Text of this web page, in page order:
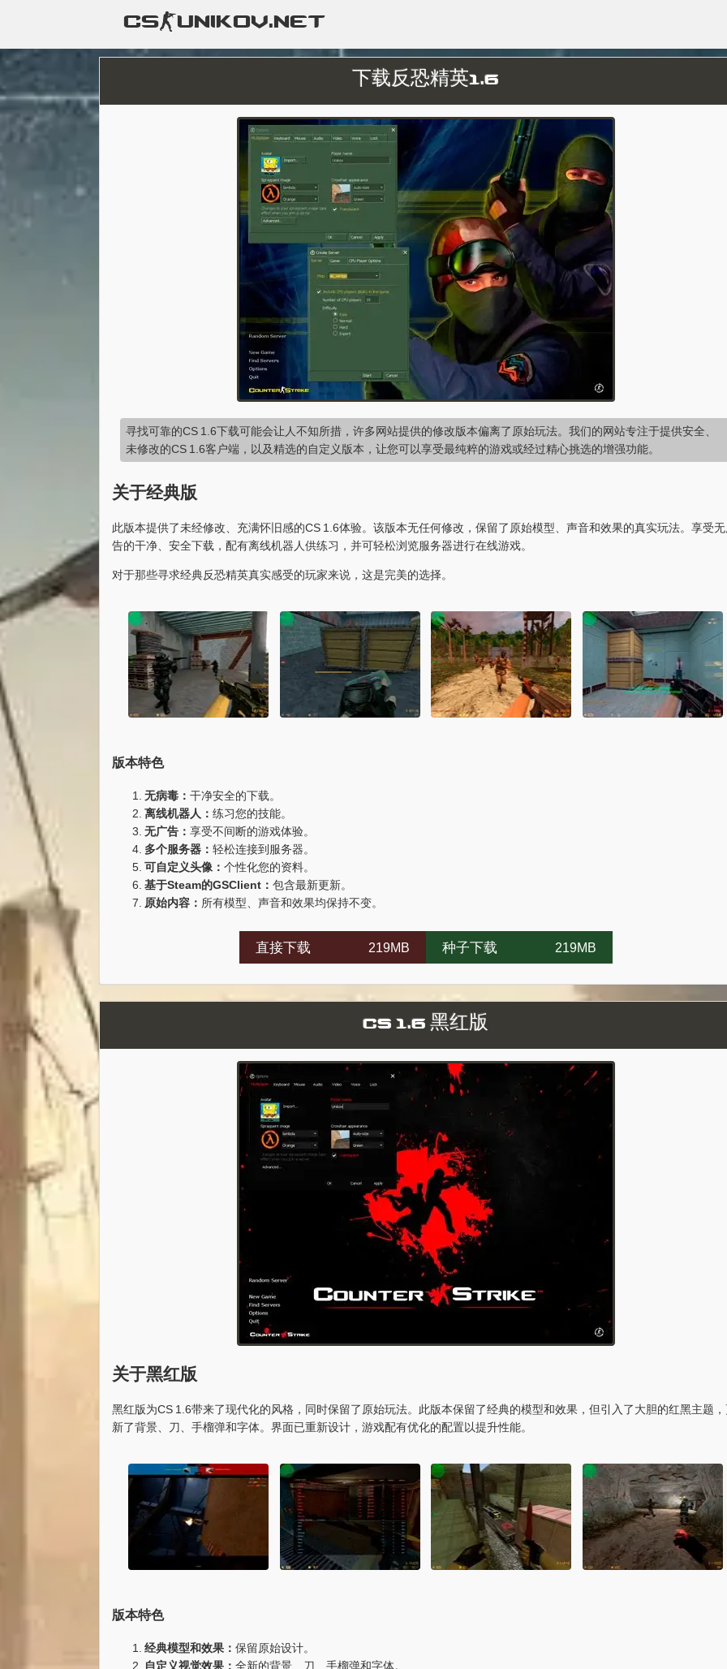
CS-UNIKOV.NET
下载反恐精英1.6
寻找可靠的CS 1.6下载可能会让人不知所措，许多网站提供的修改版本偏离了原始玩法。我们的网站专注于提供安全、
未修改的CS 1.6客户端，以及精选的自定义版本，让您可以享受最纯粹的游戏或经过精心挑选的增强功能。
关于经典版
此版本提供了未经修改、充满怀旧感的CS 1.6体验。该版本无任何修改，保留了原始模型、声音和效果的真实玩法。享受
告的干净、安全下载，配有离线机器人供练习，并可轻松浏览服务器进行在线游戏。
对于那些寻求经典反恐精英真实感受的玩家来说，这是完美的选择。
版本特色
无病毒： 干净安全的下载。
离线机器人： 练习您的技能。
无广告： 享受不间断的游戏体验。
多个服务器： 轻松连接到服务器。
可自定义头像： 个性化您的资料。
基于Steam的GSClient： 包含最新更新。
原始内容： 所有模型、声音和效果均保持不变。
直接下载 219MB 种子下载 219MB
CS 1.6 黑红版
关于黑红版
黑红版为CS 1.6带来了现代化的风格，同时保留了原始玩法。此版本保留了经典的模型和效果，但引入了大胆的红黑主题
新了背景、刀、手榴弹和字体。界面已重新设计，游戏配有优化的配置以提升性能。
版本特色
经典模型和效果： 保留原始设计。
自定义视觉效果： 全新的背景、刀、手榴弹和字体。